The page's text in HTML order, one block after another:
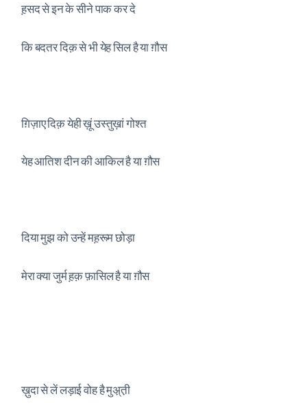
ह़सद से इन के सीने पाक कर दे
कि बदतर दिक़ से भी येह सिल है या ग़ौस
ग़िज़ाए दिक़ येही ख़ूं उस्तुख़ां गोश्त
येह आतिश दीन की आकिल है या ग़ौस
दिया मुझ को उन्हें मह़रूम छोड़ा
मेरा क्या जुर्म ह़क़ फ़ासिल है या ग़ौस
ख़ुदा से लें लड़ाई वोह है मुअ़्‌त़ी